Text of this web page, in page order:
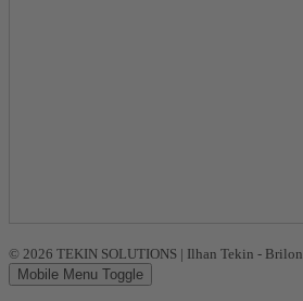
© 2026 TEKIN SOLUTIONS | Ilhan Tekin - Brilon
Mobile Menu Toggle